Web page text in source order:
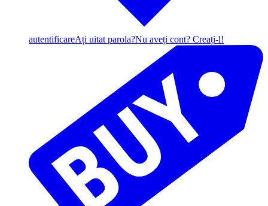
autentificareAți uitat parola?Nu aveți cont? Creați-l!